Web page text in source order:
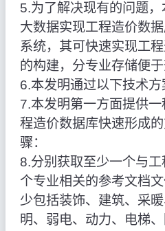
5.为了解决现有的问题
大数据实现工程造价数
系统，其可快速实现工
的构建，分专业存储便于
6.本发明通过以下技术方
7.本发明第一方面提供
程造价数据库快速形成
骤：
8.分别获取至少一个与
个专业相关的参考文档
少包括装饰、建筑、采
明、弱电、动力、电梯、